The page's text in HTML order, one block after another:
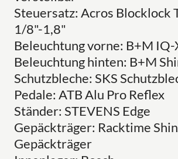
Steuersatz: Acros Blocklock
1/8"-1,8"
Beleuchtung vorne: B+M IQ-
Beleuchtung hinten: B+M
Schutzbleche: SKS
Pedale: ATB Alu Pro Reflex
Ständer: STEVENS Edge
Gepäckträger: Racktime
Gepäckträger